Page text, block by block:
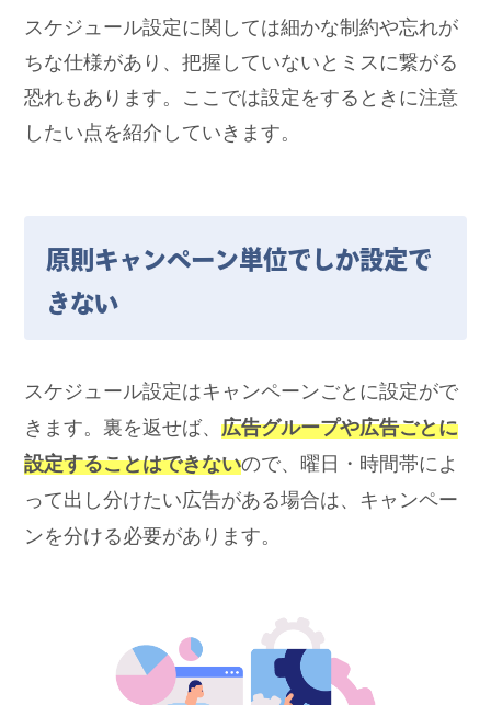
スケジュール設定に関しては細かな制約や忘れが
ちな仕様があり、把握していないとミスに繋がる
恐れもあります。ここでは設定をするときに注意
したい点を紹介していきます。
原則キャンペーン単位でしか設定で
きない
スケジュール設定はキャンペーンごとに設定がで
きます。裏を返せば、広告グループや広告ごとに
設定することはできないので、曜日・時間帯によ
って出し分けたい広告がある場合は、キャンペー
ンを分ける必要があります。